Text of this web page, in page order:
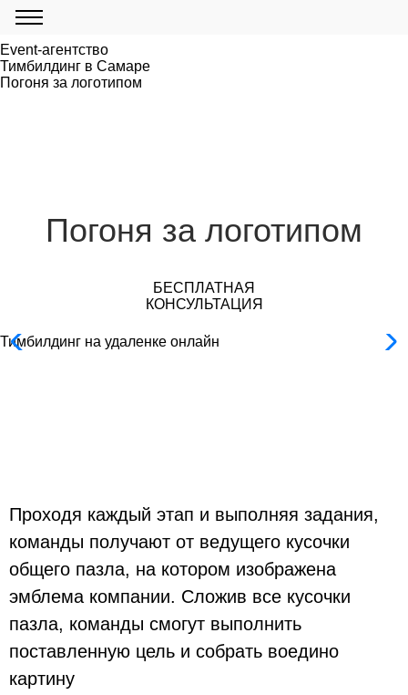
Event-агентство
Тимбилдинг в Самаре
Погоня за логотипом
Погоня за логотипом
БЕСПЛАТНАЯ
КОНСУЛЬТАЦИЯ
Тимбилдинг на удаленке онлайн
Проходя каждый этап и выполняя задания,
команды получают от ведущего кусочки
общего пазла, на котором изображена
эмблема компании. Сложив все кусочки
пазла, команды смогут выполнить
поставленную цель и собрать воедино
картину